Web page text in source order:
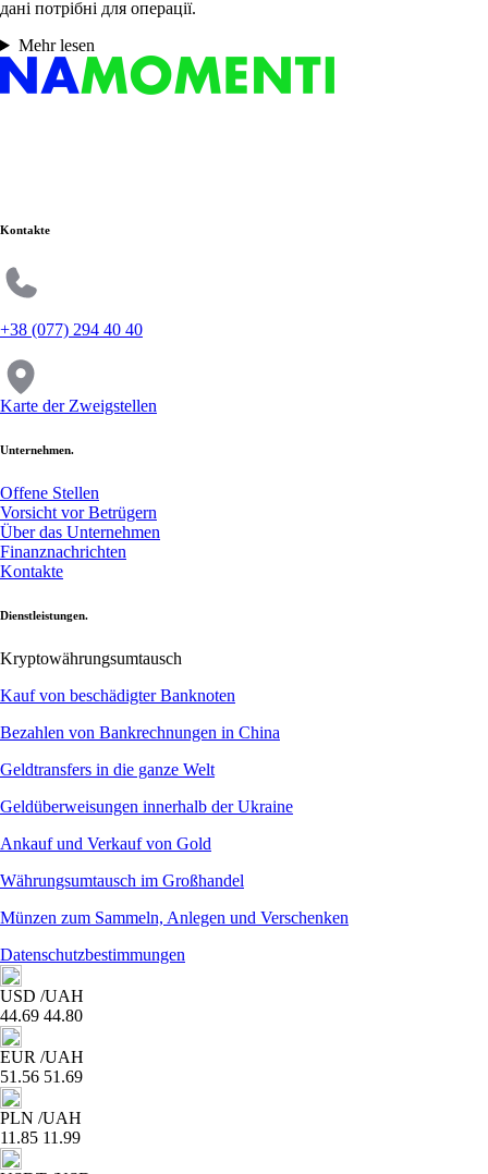
дані потрібні для операції.
Mehr lesen
Kontakte
+38 (077) 294 40 40
Karte der Zweigstellen
Unternehmen.
Offene Stellen
Vorsicht vor Betrügern
Über das Unternehmen
Finanznachrichten
Kontakte
Dienstleistungen.
Kryptowährungsumtausch
Kauf von beschädigter Banknoten
Bezahlen von Bankrechnungen in China
Geldtransfers in die ganze Welt
Geldüberweisungen innerhalb der Ukraine
Ankauf und Verkauf von Gold
Währungsumtausch im Großhandel
Münzen zum Sammeln, Anlegen und Verschenken
Datenschutzbestimmungen
USD /UAH
44.69 44.80
EUR /UAH
51.56 51.69
PLN /UAH
11.85 11.99